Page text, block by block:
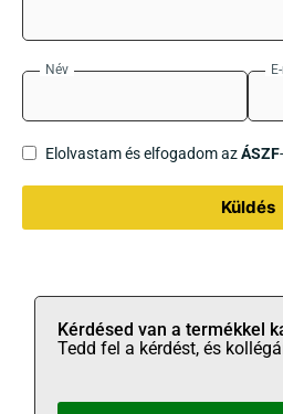
Név
Elolvastam és elfogadom azÁSZF
Küldés
Kérdésed van a termékkel
Tedd fel a kérdést, és